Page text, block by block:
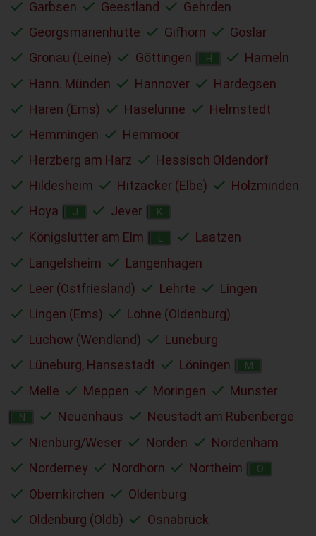
Garbsen Geestland
Gehrden
Georgsmarienhütte
Gifhorn
Goslar
Gronau (Leine)
Göttingen H
Hameln
Hann. Münden
Hannover
Hardegsen
Haren (Ems)
Haselünne
Helmstedt
Hemmingen
Hemmoor
Herzberg am Harz
Hessisch Oldendorf
Hildesheim
Hitzacker (Elbe)
Holzminden
Hoya
J Jever K
Königslutter am Elm
Laatzen
Langelsheim
Langenhagen
Leer (Ostfriesland)
Lehrte
Lingen
Lingen (Ems)
Lohne (Oldenburg)
Lüchow (Wendland)
Lüneburg
Lüneburg, Hansestadt
Löningen M
Melle Meppen Moringen Munster
N Neuenhaus
Neustadt am Rübenberge
Nienburg/Weser
Norden
Nordenham
Norderney
Nordhorn Northeim O
Obernkirchen
Oldenburg
Oldenburg (Oldb)
Osnabrück